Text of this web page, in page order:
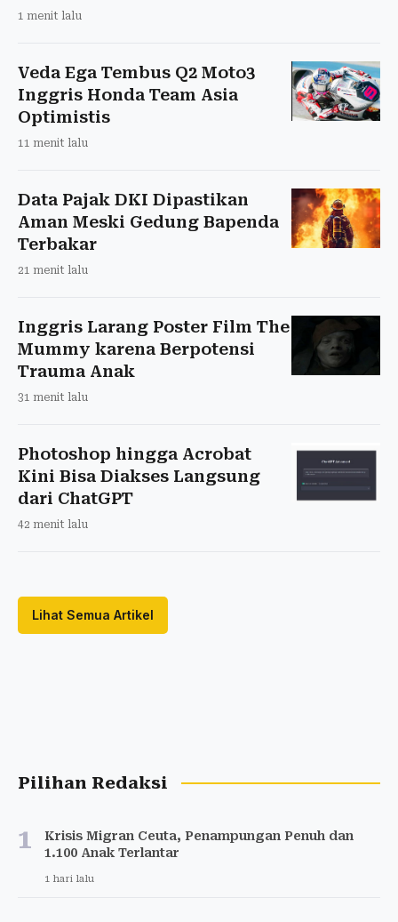
1 menit lalu
Veda Ega Tembus Q2 Moto3
Inggris Honda Team Asia
Optimistis
11 menit lalu
Data Pajak DKI Dipastikan
Aman Meski Gedung Bapenda
Terbakar
21 menit lalu
Inggris Larang Poster Film The
Mummy karena Berpotensi
Trauma Anak
31 menit lalu
Photoshop hingga Acrobat
Kini Bisa Diakses Langsung
dari ChatGPT
42 menit lalu
Lihat Semua Artikel
Pilihan Redaksi
1
Krisis Migran Ceuta, Penampungan Penuh dan
1.100 Anak Terlantar
1 hari lalu